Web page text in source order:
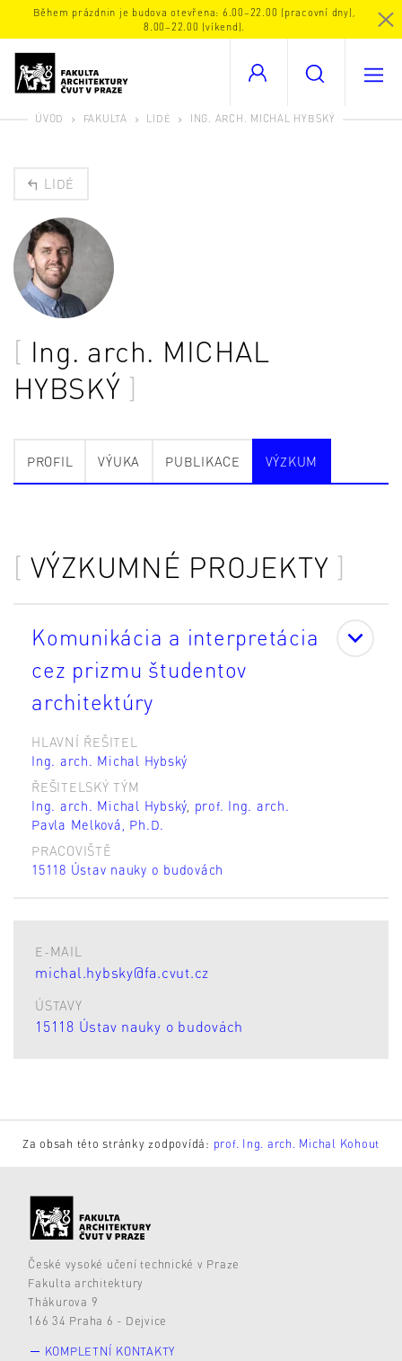
Během prázdnin je budova otevřena: 6.00–22.00 (pracovní dny),
8.00–22.00 (víkend).
ÚVOD FAKULTA LIDÉ ING. ARCH. MICHAL HYBSKÝ
LIDÉ
Ing. arch. MICHAL
HYBSKÝ
PROFIL VÝUKA PUBLIKACE VÝZKUM
VÝZKUMNÉ PROJEKTY
Komunikácia a interpretácia
cez prizmu študentov
architektúry
HLAVNÍ ŘEŠITEL
Ing. arch. Michal Hybský
ŘEŠITELSKÝ TÝM
Ing. arch. Michal Hybský prof. Ing. arch.
Pavla Melková, Ph.D.
PRACOVIŠTĚ
15118 Ústav nauky o budovách
E-MAIL
michal.hybsky@fa.cvut.cz
ÚSTAVY
15118 Ústav nauky o budovách
Za obsah této stránky zodpovídá: prof. Ing. arch. Michal Kohout
České vysoké učení technické v Praze
Fakulta architektury
Thákurova 9
166 34 Praha 6 - Dejvice
KOMPLETNÍ KONTAKTY